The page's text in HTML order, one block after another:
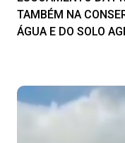
TAMBÉM NA
ÁGUA E DO SOLO